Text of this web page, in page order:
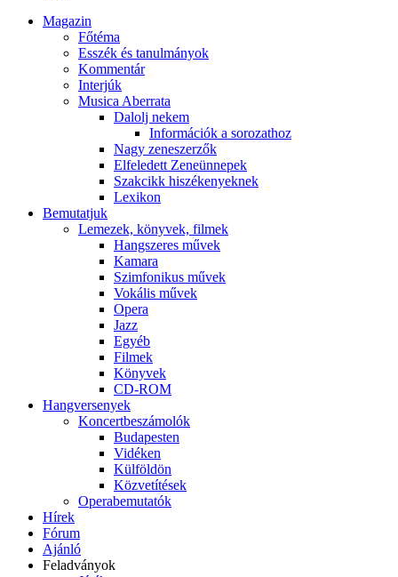
Magazin
Főtéma
Esszék és tanulmányok
Kommentár
Interjúk
Musica Aberrata
Dalolj nekem
Információk a sorozathoz
Nagy zeneszerzők
Elfeledett Zeneünnepek
Szakcikk hiszékenyeknek
Lexikon
Bemutatjuk
Lemezek, könyvek, filmek
Hangszeres művek
Kamara
Szimfonikus művek
Vokális művek
Opera
Jazz
Egyéb
Filmek
Könyvek
CD-ROM
Hangversenyek
Koncertbeszámolók
Budapesten
Vidéken
Külföldön
Közvetítések
Operabemutatók
Hírek
Fórum
Ajánló
Feladványok